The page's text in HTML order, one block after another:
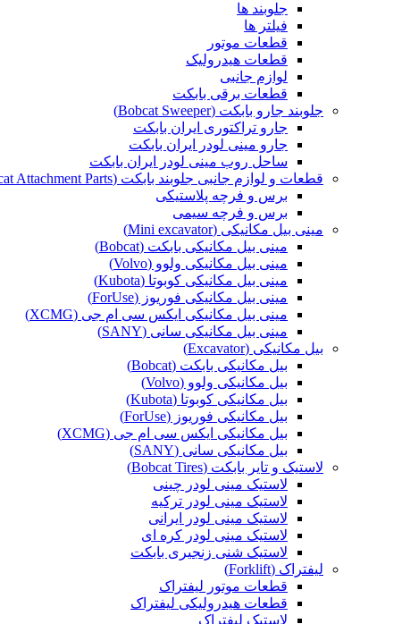
جلوبند ها
فیلتر ها
قطعات موتور
قطعات هیدرولیک
لوازم جانبی
قطعات برقی بابکت
جلوبند جارو بابکت (Bobcat Sweeper)
جارو تراکتوری ایران بابکت
جارو مینی لودر ایران بابکت
ساحل روب مینی لودر ایران بابکت
قطعات و لوازم جانبی جلوبند بابکت (Bobcat Attachment Parts)
برس و فرچه پلاستیکی
برس و فرچه سیمی
مینی بیل مکانیکی (Mini excavator)
مینی بیل مکانیکی بابکت (Bobcat)
مینی بیل مکانیکی ولوو (Volvo)
مینی بیل مکانیکی کوبوتا (Kubota)
مینی بیل مکانیکی فوریوز (ForUse)
مینی بیل مکانیکی ایکس سی ام جی (XCMG)
مینی بیل مکانیکی سانی (SANY)
بیل مکانیکی (Excavator)
بیل مکانیکی بابکت (Bobcat)
بیل مکانیکی ولوو (Volvo)
بیل مکانیکی کوبوتا (Kubota)
بیل مکانیکی فوریوز (ForUse)
بیل مکانیکی ایکس سی ام جی (XCMG)
بیل مکانیکی سانی (SANY)
لاستیک و تایر بابکت (Bobcat Tires)
لاستیک مینی لودر چینی
لاستیک مینی لودر ترکیه
لاستیک مینی لودر ایرانی
لاستیک مینی لودر کره ای
لاستیک شنی زنجیری بابکت
لیفتراک (Forklift)
قطعات موتور لیفتراک
قطعات هیدرولیکی لیفتراک
لاستیک لیفتراک